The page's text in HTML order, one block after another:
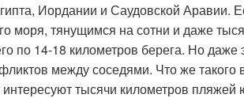
Иордании и Саудовской Аравии.
тянущимся на сотни и даже
по 14-18 километров берега. Но даже
между соседями. Что же такого
тысячи километров